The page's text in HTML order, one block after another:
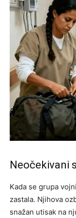
Neočekivani
Kada se grupa
zastala. Njihova
snažan utisak na